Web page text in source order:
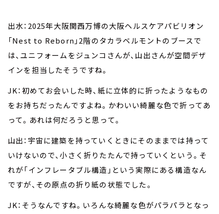
出水：2025年大阪関西万博の大阪ヘルスケアパビリオン
「Nest to Reborn」2階のタカラベルモントのブースで
は、ユニフォームをジュンコさんが、山出さんが空間デザ
インを担当したそうですね。
JK：初めてお会いした時、紙に立体的に折ったようなもの
をお持ちだったんですよね。かわいい綺麗な色で折ってあ
って。あれは何だろうと思って。
山出：宇宙に建築を持っていくときにそのままでは持って
いけないので、小さく折りたたんで持っていくという。そ
れが「インフレータブル構造」という実際にある構造なん
ですが、その原点の折り紙の状態でした。
JK：そうなんですね。いろんな綺麗な色がパラパラとなっ